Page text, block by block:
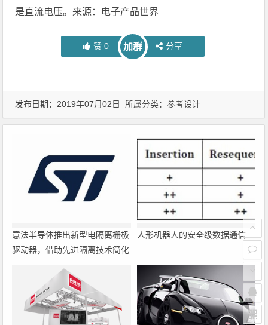
是直流电压。来源：电子产品世界
赞 0 加群 分享
发布日期：2019年07月02日 所属分类：参考设计
意法半导体推出新型电隔离栅极
驱动器，借助先进隔离技术简化
人形机器人的安全级数据通信